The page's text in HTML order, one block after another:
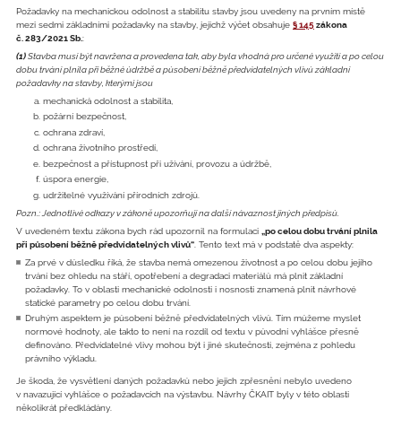
Požadavky na mechanickou odolnost a stabilitu stavby jsou uvedeny na prvním místě
mezi sedmi základními požadavky na stavby, jejichž výčet obsahuje § 145zákona
č. 283/2021 Sb.:
(1)Stavba musí být navržena a provedena tak, aby byla vhodná pro určené využití a po celou
dobu trvání plnila při běžné údržbě a působení běžně předvídatelných vlivů základní
požadavky na stavby, kterými jsou
mechanická odolnost a stabilita,
požární bezpečnost,
ochrana zdraví,
ochrana životního prostředí,
bezpečnost a přístupnost při užívání, provozu a údržbě,
úspora energie,
udržitelné využívání přírodních zdrojů.
Pozn.: Jednotlivé odkazy v zákoně upozorňují na další návaznost jiných předpisů.
V uvedeném textu zákona bych rád upozornil na formulaci „po celou dobu trvání plnila
při působení běžně předvídatelných vlivů“ . Tento text má v podstatě dva aspekty:
Za prvé v důsledku říká, že stavba nemá omezenou životnost a po celou dobu jejího
trvání bez ohledu na stáří, opotřebení a degradaci materiálů má plnit základní
požadavky. To v oblasti mechanické odolnosti i nosnosti znamená plnit návrhové
statické parametry po celou dobu trvání.
Druhým aspektem je působení běžně předvídatelných vlivů. Tím můžeme myslet
normové hodnoty, ale takto to není na rozdíl od textu v původní vyhlášce přesně
definováno. Předvídatelné vlivy mohou být i jiné skutečnosti, zejména z pohledu
právního výkladu.
Je škoda, že vysvětlení daných požadavků nebo jejich zpřesnění nebylo uvedeno
v navazující vyhlášce o požadavcích na výstavbu. Návrhy ČKAIT byly v této oblasti
několikrát předkládány.